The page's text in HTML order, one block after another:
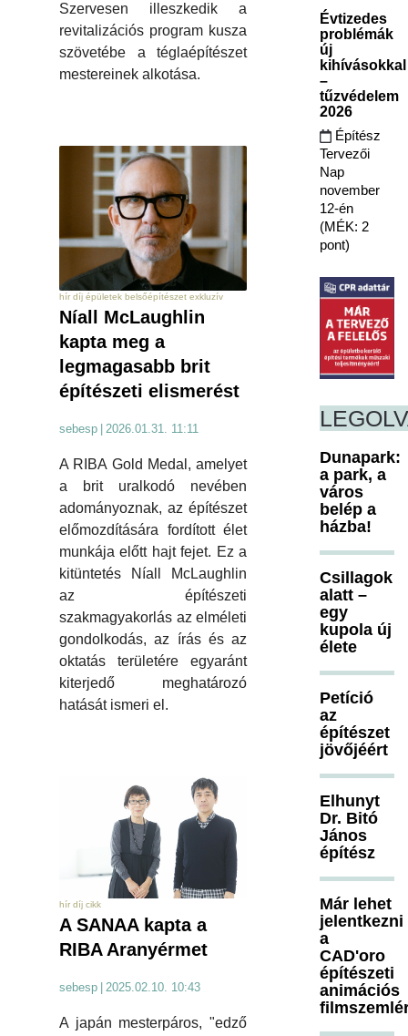
Szervesen illeszkedik a
revitalizációs program kusza
szövetébe a téglaépítészet
mestereinek alkotása.
hír díj épületek belsőépítészet exkluzív
Níall McLaughlin
kapta meg a
legmagasabb brit
építészeti elismerést
sebesp 2026.01.31. 11:11
A RIBA Gold Medal, amelyet
a brit uralkodó nevében
adományoznak, az építészet
előmozdítására fordított élet
munkája előtt hajt fejet. Ez a
kitüntetés Níall McLaughlin
az építészeti
szakmagyakorlás az elméleti
gondolkodás, az írás és az
oktatás területére egyaránt
kiterjedő meghatározó
hatását ismeri el.
hír díj cikk
A SANAA kapta a
RIBA Aranyérmet
sebesp 2025.02.10. 10:43
A japán mesterpáros, "edző
Évtizedes
problémák
új
kihívásokkal
–
tűzvédelem
2026
Építész
Tervezői
Nap
november
12-én
(MÉK: 2
pont)
Dunapark:
a park, a
város
belép a
házba!
Csillagok
alatt –
egy
kupola új
élete
Petíció
az
építészet
jövőjéért
Elhunyt
Dr. Bitó
János
építész
Már lehet
jelentkezni
a
CAD'oro
építészeti
animációs